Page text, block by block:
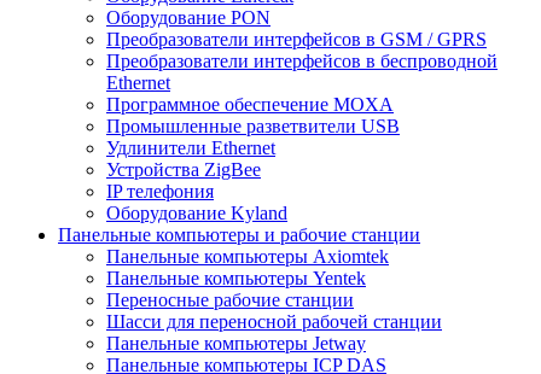
Оборудование PON
Преобразователи интерфейсов в GSM / GPRS
Преобразователи интерфейсов в беспроводной
Ethernet
Программное обеспечение MOXA
Промышленные разветвители USB
Удлинители Ethernet
Устройства ZigBee
IP телефония
Оборудование Kyland
Панельные компьютеры и рабочие станции
Панельные компьютеры Axiomtek
Панельные компьютеры Yentek
Переносные рабочие станции
Шасси для переносной рабочей станции
Панельные компьютеры Jetway
Панельные компьютеры ICP DAS